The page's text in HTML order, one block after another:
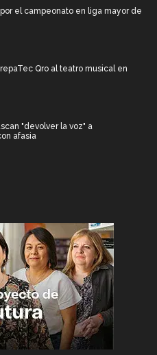
el campeonato en liga mayor de
Qro al teatro musical en
"devolver la voz" a
afasia